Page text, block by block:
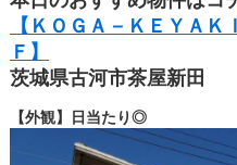
【ＫＯＧＡ－ＫＥＹＡ
Ｆ】
茨城県古河市茶屋新田
【外観】日当たり◎